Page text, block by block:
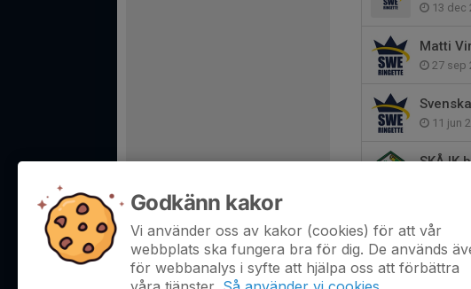
13 dec
Matti
27 sep
11 jun
SKÅ IK
WRC
17 jan
Godkänn kakor
Vi använder oss av kakor (cookies) för att vår
webbplats ska fungera bra för dig. De används
för webbanalys i syfte att hjälpa oss att förbättra